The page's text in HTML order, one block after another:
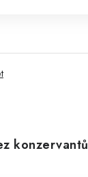
konzervantů